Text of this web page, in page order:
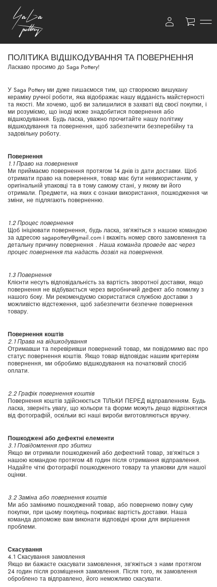
ПОЛІТИКА ВІДШКОДУВАННЯ ТА ПОВЕРНЕННЯ
Ласкаво просимо до Saga Pottery!
У Saga Pottery ми дуже пишаємося тим, що створюємо вишукану
кераміку ручної роботи, яка відображає нашу відданість майстерності
та якості. Ми хочемо, щоб ви залишилися в захваті від своєї покупки, і
ми розуміємо, що іноді може знадобитися повернення або
відшкодування. Будь ласка, уважно прочитайте нашу політику
відшкодування та повернення, щоб забезпечити безперебійну та
задовільну роботу.
Повернення
1.1 Право на повернення
Ми приймаємо повернення протягом 14 днів із дати доставки. Щоб
отримати право на повернення, товар має бути невикористаним, у
оригінальній упаковці та в тому самому стані, у якому ви його
отримали. Предмети, на яких є ознаки використання, пошкодження чи
зміни, не підлягають поверненню.
1.2 Процес повернення
Щоб ініціювати повернення, будь ласка, зв’яжіться з нашою командою
за адресою sagapottery@gmail.com і вкажіть номер свого замовлення та
детальну причину повернення . Наша команда проведе вас через
процес повернення та надасть дозвіл на повернення.
1.3 Повернення
Клієнти несуть відповідальність за вартість зворотної доставки, якщо
повернення не відбувається через виробничий дефект або помилку з
нашого боку. Ми рекомендуємо скористатися службою доставки з
можливістю відстеження, щоб забезпечити безпечне повернення
товару.
Повернення коштів
2.1 Права на відшкодування
Отримавши та перевіривши повернений товар, ми повідомимо вас про
статус повернення коштів. Якщо товар відповідає нашим критеріям
повернення, ми обробимо відшкодування на початковий спосіб
оплати.
2.2 Графік повернення коштів
Повернення коштів здійснюється ТІЛЬКИ ПЕРЕД відправленням. Будь
ласка, зверніть увагу, що кольори та форми можуть дещо відрізнятися
від фотографій, оскільки всі наші вироби виготовляються вручну.
Пошкоджені або дефектні елементи
3.1 Повідомлення про збитки
Якщо ви отримали пошкоджений або дефектний товар, зв’яжіться з
нашою командою протягом 48 годин після отримання відправлення.
Надайте чіткі фотографії пошкодженого товару та упаковки для нашої
оцінки.
3.2 Заміна або повернення коштів
Ми або замінимо пошкоджений товар, або повернемо повну суму
покупки, при цьому покупець покриває вартість доставки. Наша
команда допоможе вам виконати відповідні кроки для вирішення
проблеми.
Скасування
4.1 Скасування замовлення
Якщо ви бажаєте скасувати замовлення, зв’яжіться з нами протягом
24 годин після розміщення замовлення. Після того, як замовлення
оброблено та відправлено, його неможливо скасувати.